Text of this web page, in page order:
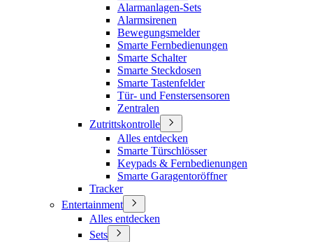
Alarmanlagen-Sets
Alarmsirenen
Bewegungsmelder
Smarte Fernbedienungen
Smarte Schalter
Smarte Steckdosen
Smarte Tastenfelder
Tür- und Fenstersensoren
Zentralen
Zutrittskontrolle
Alles entdecken
Smarte Türschlösser
Keypads & Fernbedienungen
Smarte Garagentoröffner
Tracker
Entertainment
Alles entdecken
Sets